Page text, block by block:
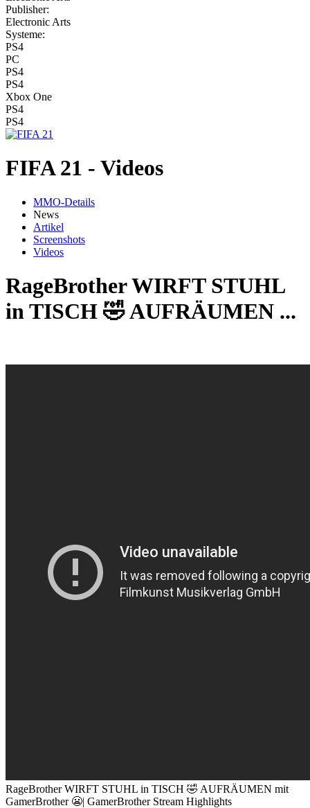
Publisher:
Electronic Arts
Systeme:
PS4
PC
PS4
PS4
Xbox One
PS4
PS4
FIFA 21 - Videos
MMO-Details
News
Artikel
Screenshots
Videos
RageBrother WIRFT STUHL
in TISCH 🤣 AUFRÄUMEN ...
RageBrother WIRFT STUHL in TISCH 🤣 AUFRÄUMEN mit
GamerBrother 😬| GamerBrother Stream Highlights